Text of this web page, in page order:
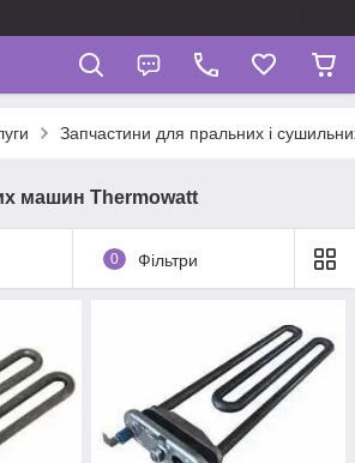
Запчастини для пральних і
машин Thermowatt
0 Фільтри